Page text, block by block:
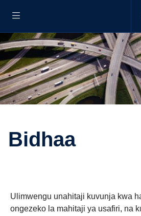
Bidhaa
Ulimwengu unahitaji kuvunja kwa
ongezeko la mahitaji ya usafiri, na